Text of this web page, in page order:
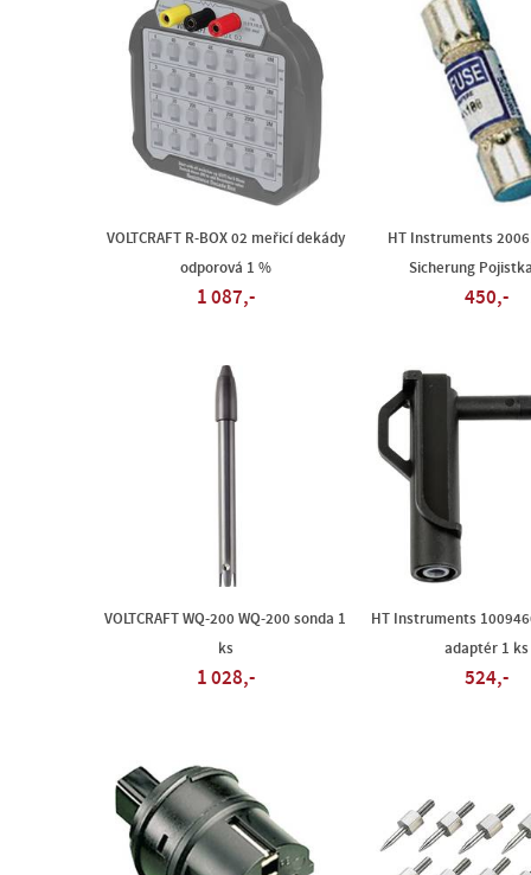
VOLTCRAFT R-BOX 02 meřicí dekády
odporová 1 %
1 087,-
HT Instruments
Sicherung
450,-
VOLTCRAFT WQ-200 WQ-200 sonda 1
ks
1 028,-
HT Instruments
adaptér 1 ks
524,-